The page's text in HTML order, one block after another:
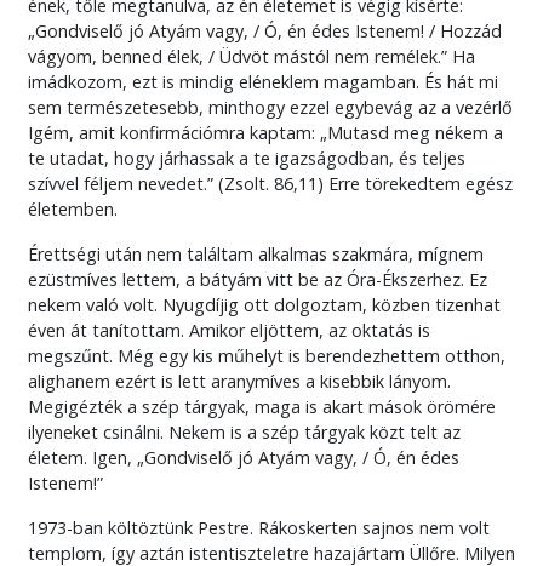
ének, tőle megtanulva, az én életemet is végig kísérte:
„Gondviselő jó Atyám vagy, / Ó, én édes Istenem! / Hozzád
vágyom, benned élek, / Üdvöt mástól nem remélek.” Ha
imádkozom, ezt is mindig eléneklem magamban. És hát mi
sem természetesebb, minthogy ezzel egybevág az a vezérlő
Igém, amit konfirmációmra kaptam: „Mutasd meg nékem a
te utadat, hogy járhassak a te igazságodban, és teljes
szívvel féljem nevedet.” (Zsolt. 86,11) Erre törekedtem egész
életemben.
Érettségi után nem találtam alkalmas szakmára, mígnem
ezüstmíves lettem, a bátyám vitt be az Óra-Ékszerhez. Ez
nekem való volt. Nyugdíjig ott dolgoztam, közben tizenhat
éven át tanítottam. Amikor eljöttem, az oktatás is
megszűnt. Még egy kis műhelyt is berendezhettem otthon,
alighanem ezért is lett aranymíves a kisebbik lányom.
Megigézték a szép tárgyak, maga is akart mások örömére
ilyeneket csinálni. Nekem is a szép tárgyak közt telt az
életem. Igen, „Gondviselő jó Atyám vagy, / Ó, én édes
Istenem!”
1973-ban költöztünk Pestre. Rákoskerten sajnos nem volt
templom, így aztán istentiszteletre hazajártam Üllőre. Milyen